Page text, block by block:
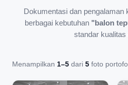
Dokumentasi dan pengalaman
berbagai kebutuhan "balon
standar kualitas
Menampilkan 1–5 dari 5 foto